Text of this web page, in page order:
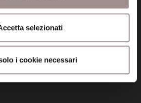
selezionati
i cookie necessari